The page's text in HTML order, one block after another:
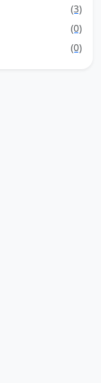
(3)
(0)
(0)